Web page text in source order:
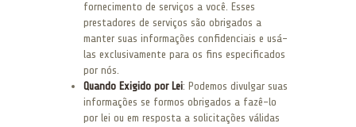
fornecimento de serviços a você. Esses
prestadores de serviços são obrigados a
manter suas informações confidenciais e usá-
las exclusivamente para os fins especificados
por nós.
Quando Exigido por Lei: Podemos divulgar suas
informações se formos obrigados a fazê-lo
por lei ou em resposta a solicitações válidas